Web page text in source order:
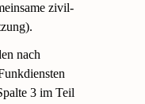
zivil-
nach
3 im Teil